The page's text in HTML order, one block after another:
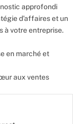
approfondi
d’affaires et un
à votre entreprise.
en marché et
aux ventes